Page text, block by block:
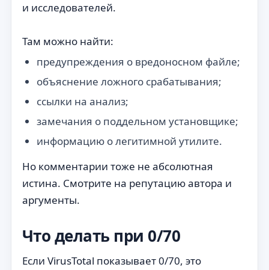
и исследователей.
Там можно найти:
предупреждения о вредоносном файле;
объяснение ложного срабатывания;
ссылки на анализ;
замечания о поддельном установщике;
информацию о легитимной утилите.
Но комментарии тоже не абсолютная
истина. Смотрите на репутацию автора и
аргументы.
Что делать при 0/70
Если VirusTotal показывает 0/70, это